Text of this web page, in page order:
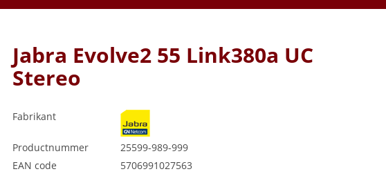
Jabra Evolve2 55 Link380a UC
Stereo
Fabrikant
Productnummer
25599-989-999
EAN code
5706991027563